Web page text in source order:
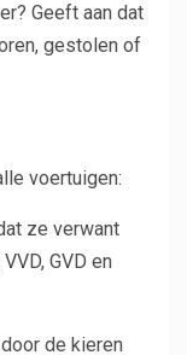
Geeft aan dat
gestolen of
voertuigen:
ze verwant
GVD en
de kieren